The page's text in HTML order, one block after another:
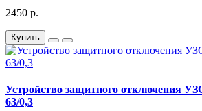
2450 р.
Купить
Устройство защитного отключения
63/0,3